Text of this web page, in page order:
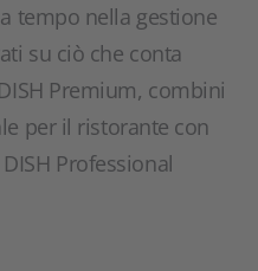
tempo nella gestione
su ciò che conta
Premium, combini
per il ristorante con
Professional